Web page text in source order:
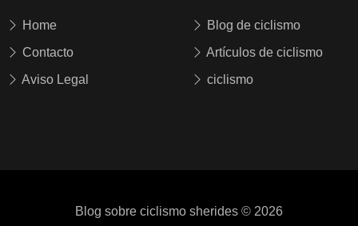
Home
Contacto
Aviso Legal
Blog de ciclismo
Artículos de ciclismo
ciclismo
Blog sobre ciclismo sherides © 2026